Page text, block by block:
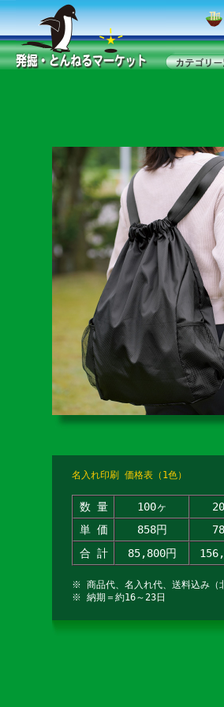
名入れ印刷 価格表（1色）
数 量 100ヶ
単 価
858円
合 計
85,800円
※ 商品代、名入れ代、送料込み（
※ 納期＝約16～23日